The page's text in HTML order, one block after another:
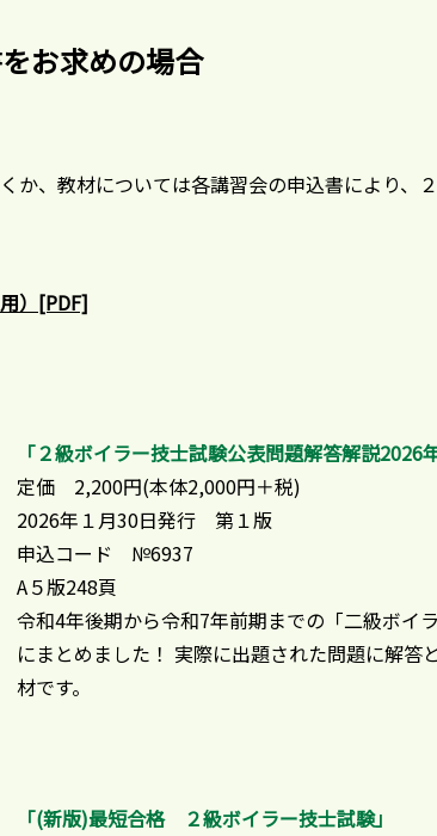
お求めの場合
か、教材については各講習会の申込書により、
）[PDF]
「２級ボイラー技士試験公表問題解答解説2026
定価 2,200円(本体2,000円＋税)
2026年１月30日発行 第１版
申込コード №6937
A５版248頁
令和4年後期から令和7年前期までの「二級ボイ
にまとめました！ 実際に出題された問題に解
材です。
「(新版)最短合格 ２級ボイラー技士試験」